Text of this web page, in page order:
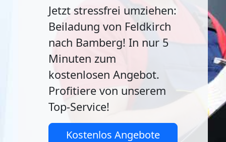
Jetzt stressfrei umziehen:
Beiladung von Feldkirch
nach Bamberg! In nur 5
Minuten zum
kostenlosen Angebot.
Profitiere von unserem
Top-Service!
Kostenlos Angebote